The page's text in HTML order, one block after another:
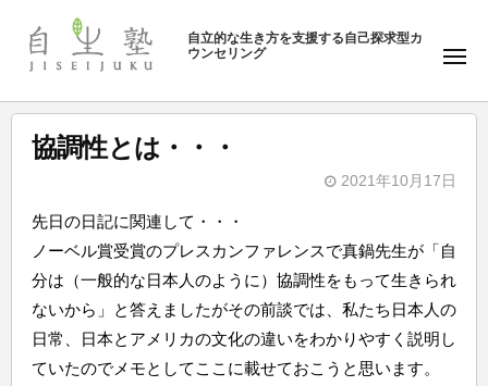
ン
自
塾
自立的な生き方を支援する自己探求型カ
ウンセリング
メ
ュ
ー
協調性とは・・・
2021年10月17日
y
自
生
塾
先日の日記に関連して・・・
ノーベル賞受賞のプレスカンファレンスで真鍋先生が「自
分は（一般的な日本人のように）協調性をもって生きられ
ないから」と答えましたがその前談では、私たち日本人の
日常、日本とアメリカの文化の違いをわかりやすく説明し
ていたのでメモとしてここに載せておこうと思います。